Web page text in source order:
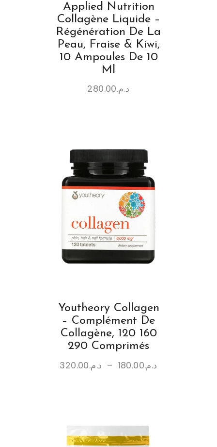
Applied Nutrition
Collagène Liquide –
Régénération De La
Peau, Fraise & Kiwi,
10 Ampoules De 10
Ml
د.م.280.00
Youtheory Collagen
– Complément De
Collagène, 120 160
290 Comprimés
د.م.180.00
– د.م.320.00